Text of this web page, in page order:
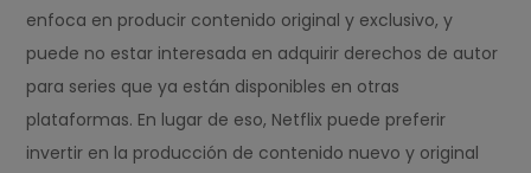
enfoca en producir contenido original y exclusivo, y
puede no estar interesada en adquirir derechos de autor
para series que ya están disponibles en otras
plataformas. En lugar de eso, Netflix puede preferir
invertir en la producción de contenido nuevo y original